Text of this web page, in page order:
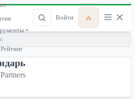
▾
▾
Войти 🔥